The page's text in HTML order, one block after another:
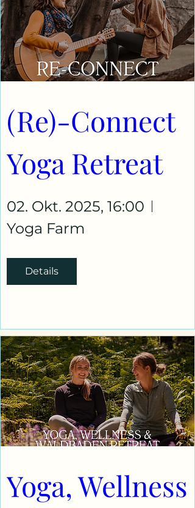
(Re)-Connect
Yoga Retreat
02. Okt. 2025, 16:00
Yoga Farm
Details
Yoga, Wellness